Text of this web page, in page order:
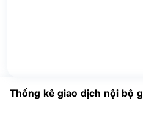
Thống kê giao dịch nội bộ